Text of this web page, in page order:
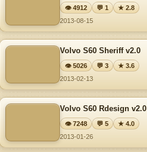
👁 4912 💬 1
★ 2.8
2013-08-15
Volvo S60 Sheriff v2.0
👁 5026 💬 3
★ 3.6
2013-02-13
Volvo S60 Rdesign v2.0
👁 7248 💬 5
★ 4.0
2013-01-26